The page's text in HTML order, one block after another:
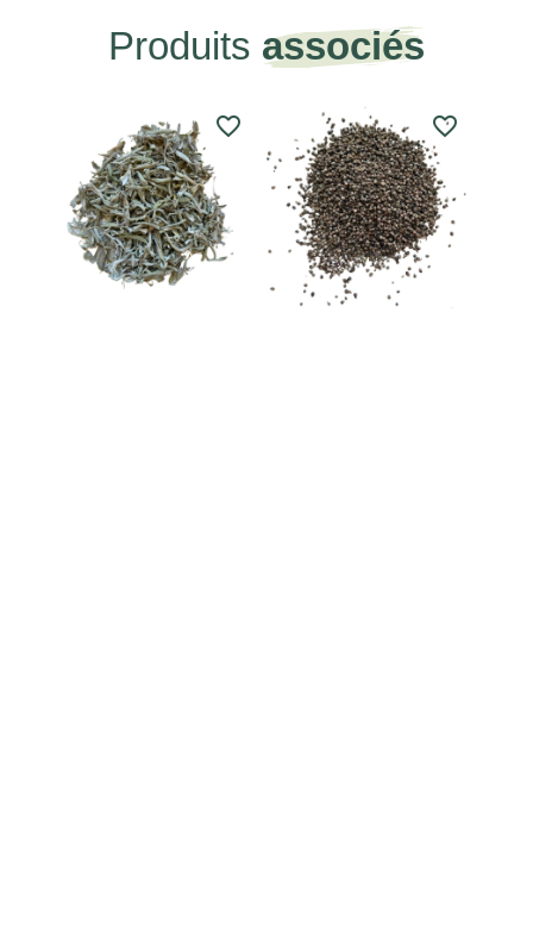
Produits associés
favorite_border favorite_border